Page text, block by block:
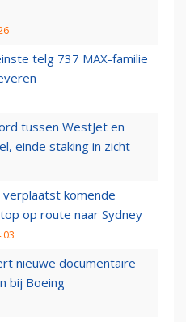
telg 737 MAX-familie
tussen WestJet en
einde staking in zicht
verplaatst komende
op route naar Sydney
nieuwe documentaire
bij Boeing